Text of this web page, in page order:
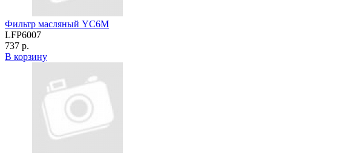
Фильтр масляный YC6M
LFP6007
737 р.
В корзину